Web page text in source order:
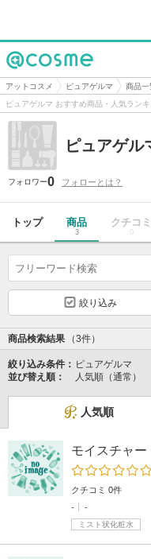
@cosme
アットコスメ ピュアゲルマ
商品一
ピュアゲルマ おすすめ商品・人気ラン
ピュアゲル
フォロワー0 フォローとは？
トップ 商品
3
クチコミ
0
絞り込み
商品検索結果 （3件）
絞り込み条件： ピュアゲルマ
並び替え順：
人気順（通常）
人気順
モイスチャー
クチコミ 0件
-
-
ミスト状化粧水